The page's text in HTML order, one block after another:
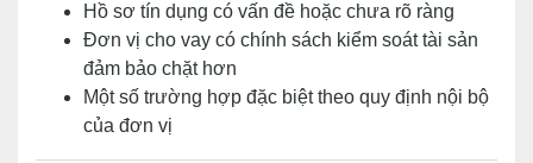
Hồ sơ tín dụng có vấn đề hoặc chưa rõ ràng
Đơn vị cho vay có chính sách kiểm soát tài sản
đảm bảo chặt hơn
Một số trường hợp đặc biệt theo quy định nội bộ
của đơn vị